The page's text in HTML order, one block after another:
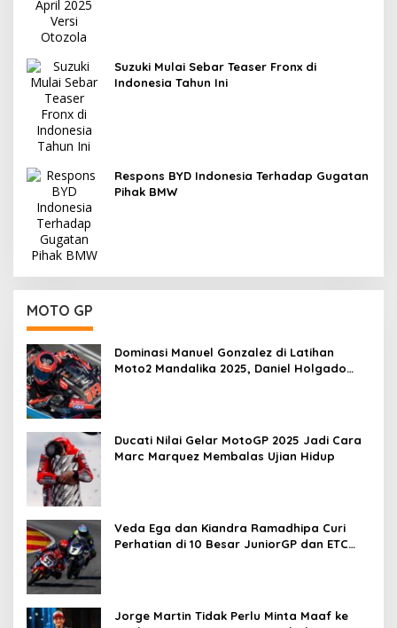
Suzuki Mulai Sebar Teaser Fronx di
Indonesia Tahun Ini
Respons BYD Indonesia Terhadap Gugatan
Pihak BMW
MOTO GP
Dominasi Manuel Gonzalez di Latihan
Moto2 Mandalika 2025, Daniel Holgado
Ducati Nilai Gelar MotoGP 2025 Jadi Cara
Marc Marquez Membalas Ujian Hidup
Veda Ega dan Kiandra Ramadhipa Curi
Perhatian di 10 Besar JuniorGP dan ETC
Jorge Martin Tidak Perlu Minta Maaf ke